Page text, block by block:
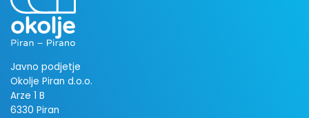
Javno podjetje
Okolje Piran d.o.o.
Arze 1 B
6330 Piran